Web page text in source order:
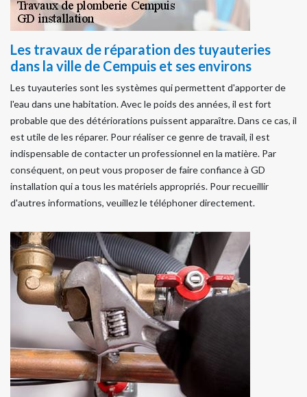
Les travaux de réparation des tuyauteries
dans la ville de Cempuis et ses environs
Les tuyauteries sont les systèmes qui permettent d'apporter de
l'eau dans une habitation. Avec le poids des années, il est fort
probable que des détériorations puissent apparaître. Dans ce cas, il
est utile de les réparer. Pour réaliser ce genre de travail, il est
indispensable de contacter un professionnel en la matière. Par
conséquent, on peut vous proposer de faire confiance à GD
installation qui a tous les matériels appropriés. Pour recueillir
d'autres informations, veuillez le téléphoner directement.